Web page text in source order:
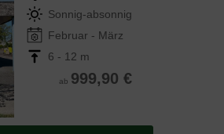
Sonnig-absonnig
Februar - März
6 - 12 m
ab 999,90 €